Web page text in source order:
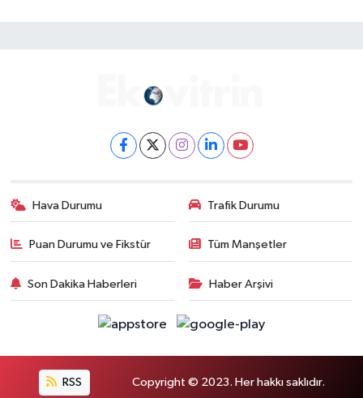
Hava Durumu Trafik Durumu
Puan Durumu ve Fikstür Tüm Manşetler
Son Dakika Haberleri Haber Arşivi
RSS Copyright © 2023. Her hakkı saklıdır.